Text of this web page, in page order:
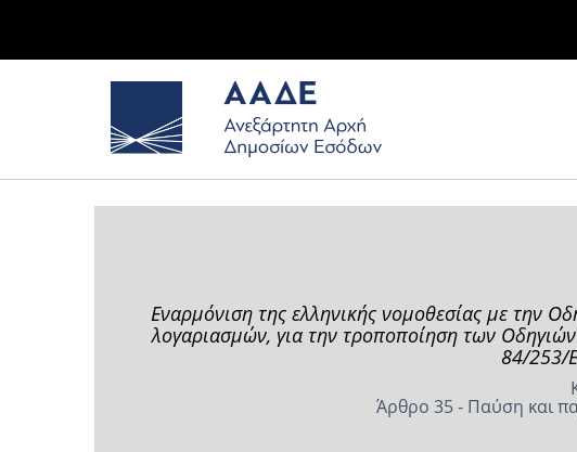
Εναρμόνιση της ελληνικής νομοθεσίας με την
λογαριασμών, για την τροποποίηση των
84/253/
Άρθρο 35 - Παύση και